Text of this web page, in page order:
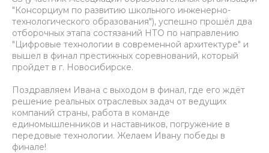
"Консорциум по развитию школьного инженерно-
технологического образования"), успешно прошёл два
отборочных этапа состязаний НТО по направлению
"Цифровые технологии в современной архитектуре" и
вышел в финал престижных соревнований, который
пройдет в г. Новосибирске.
Поздравляем Ивана с выходом в финал, где его ждёт
решение реальных отраслевых задач от ведущих
компаний страны, работа в команде
единомышленников и наставников, погружение в
передовые технологии. Желаем Ивану победы в
финале!